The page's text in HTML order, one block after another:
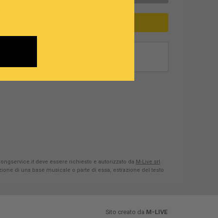
deve essere richiesto e autorizzato da M-Live srl.
di una base musicale o parte di essa, estrazione del testo
Sito creato da M-LIVE